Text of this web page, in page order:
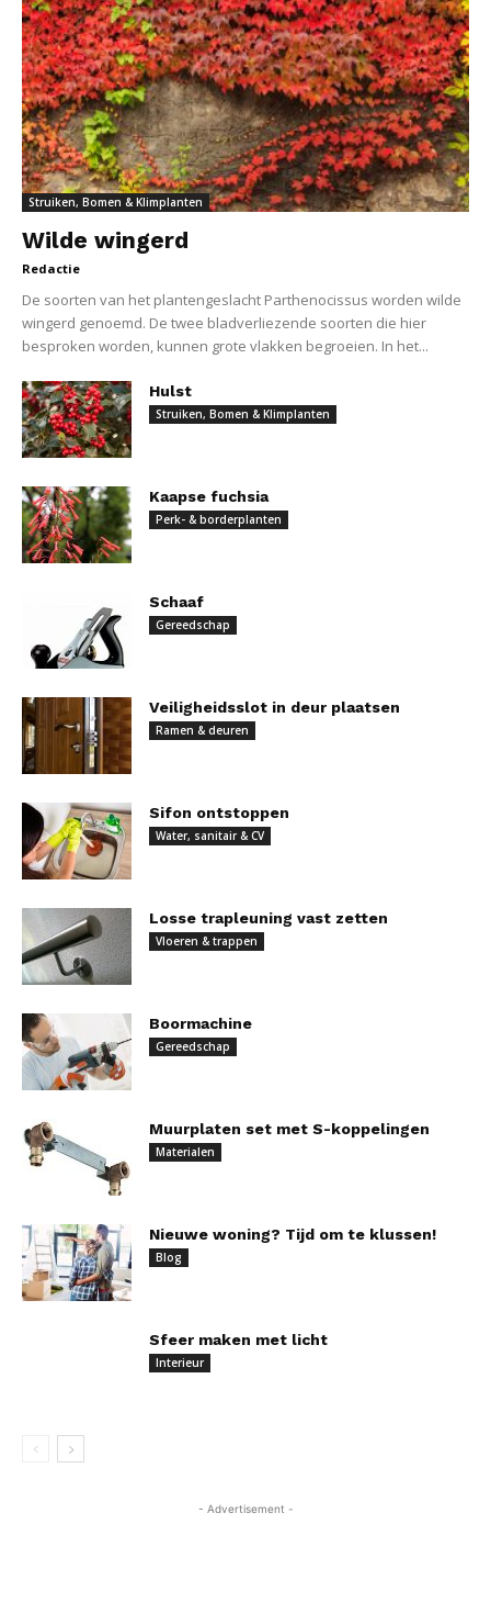
Struiken, Bomen & Klimplanten
Wilde wingerd
Redactie
De soorten van het plantengeslacht Parthenocissus worden wilde
wingerd genoemd. De twee bladverliezende soorten die hier
besproken worden, kunnen grote vlakken begroeien. In het...
Hulst
Struiken, Bomen & Klimplanten
Kaapse fuchsia
Perk- & borderplanten
Schaaf
Gereedschap
Veiligheidsslot in deur plaatsen
Ramen & deuren
Sifon ontstoppen
Water, sanitair & CV
Losse trapleuning vast zetten
Vloeren & trappen
Boormachine
Gereedschap
Muurplaten set met S-koppelingen
Materialen
Nieuwe woning? Tijd om te klussen!
Blog
Sfeer maken met licht
Interieur
- Advertisement -